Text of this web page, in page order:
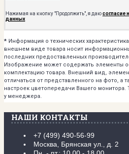
Нажимая на кнопку "Продолжить", я даюсогласие
данных
* Информация о технических
внешнем виде товара носит
последних предоставленных
Изображение может содержать элементы
комплектацию товара. Внешний вид,
отличаться от представленного на фото, а
настроек цветопередачи Вашего
у менеджера.
НАШИ КОНТАКТЫ
+7 (499) 490-56-99
Москва, Брянская ул., д. 2